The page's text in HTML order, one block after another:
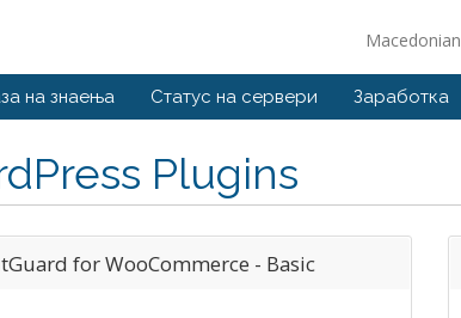
Macedonian
на знаења Статус на сервери Заработка
Plugins
for WooCommerce - Basic